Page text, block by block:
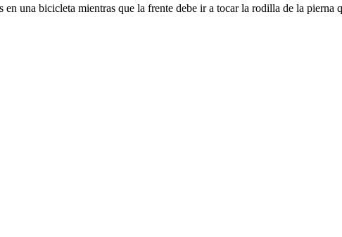
una bicicleta mientras que la frente debe ir a tocar la rodilla de la pierna